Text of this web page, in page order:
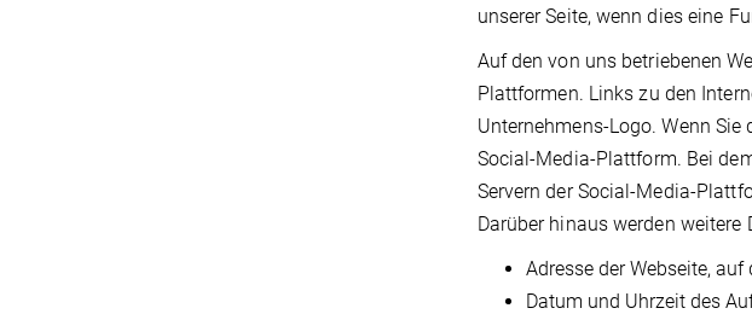
unserer Seite, wenn dies eine
Auf den von uns betriebenen
Plattformen. Links zu den
Unternehmens-Logo. Wenn
Social-Media-Plattform. Bei
Servern der Social-Media-
Darüber hinaus werden
Adresse der Webseite,
Datum und Uhrzeit des